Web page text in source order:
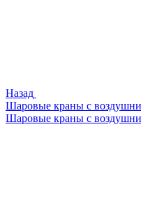
Назад
Шаровые краны с
Шаровые краны с